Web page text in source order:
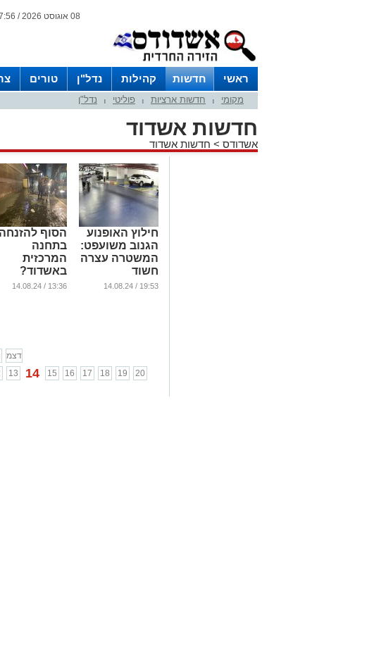
08 אוגוסט 2026 / 17:56
ראשי חדשות קהילות נדל"ן טורים
מקומי חדשות ארציות פוליטי נדל"ן
חדשות אשדוד
אשדודס > חדשות אשדוד
חילוץ האופנוע
הגנוב משועפט:
המשטרה עצרה
חשוד
במעורבות
19:53 / 14.08.24
הסוף להזנחה
בתחנה
המרכזית
באשדוד?
...
13:36 / 14.08.24
דצמ
13 14 15 16 17 18 19
20